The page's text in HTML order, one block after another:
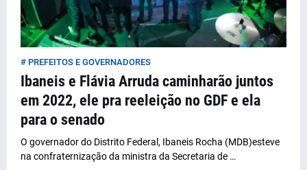
# PREFEITOS E GOVERNADORES
Ibaneis e Flávia Arruda caminharão juntos
em 2022, ele pra reeleição no GDF e ela
para o senado
O governador do Distrito Federal, Ibaneis Rocha (MDB)esteve
na confraternização da ministra da Secretaria de …